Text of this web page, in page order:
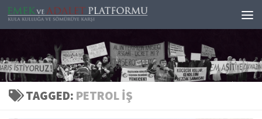
Skip to content
TAGGED: PETROL IŞ